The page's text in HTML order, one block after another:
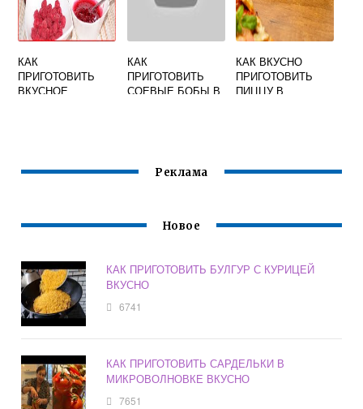
КАК
ПРИГОТОВИТЬ
ВКУСНОЕ
КАК
ПРИГОТОВИТЬ
СОЕВЫЕ БОБЫ В
КАК ВКУСНО
ПРИГОТОВИТЬ
ПИЦЦУ В
Реклама
Новое
КАК ПРИГОТОВИТЬ БУЛГУР С КУРИЦЕЙ
ВКУСНО
6741
КАК ПРИГОТОВИТЬ САРДЕЛЬКИ В
МИКРОВОЛНОВКЕ ВКУСНО
7651